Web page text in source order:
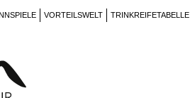
VORTEILSWELT TRINKREIFETABELLE